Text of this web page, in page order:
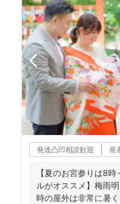
発達凸凹相談歓迎 産
【夏のお宮参りは8
ルがオススメ】梅雨
時の屋外は非常に暑